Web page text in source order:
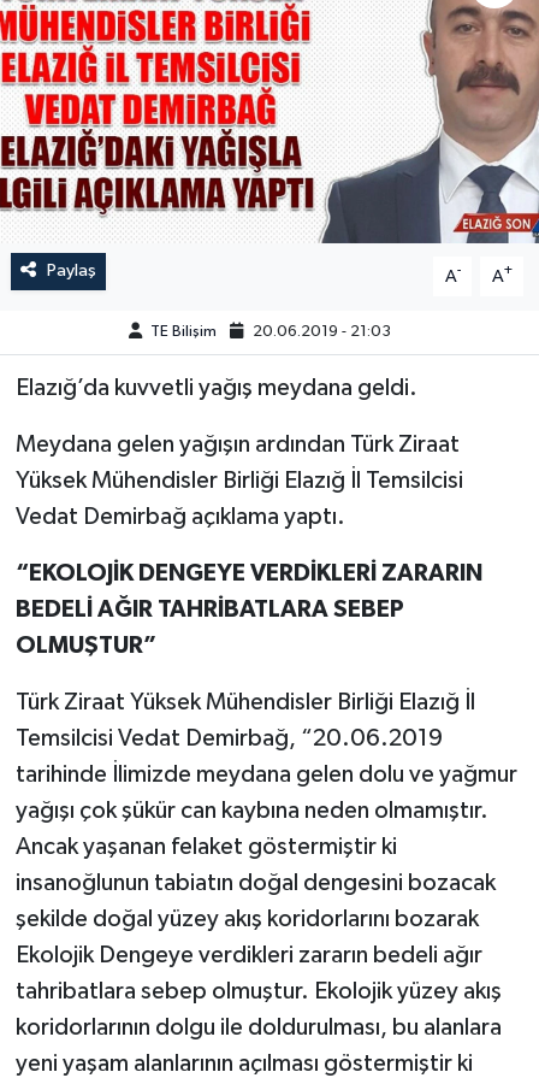
Paylaş A- A+
TE Bilişim 20.06.2019 - 21:03
Elazığ’da kuvvetli yağış meydana geldi.
Meydana gelen yağışın ardından Türk Ziraat
Yüksek Mühendisler Birliği Elazığ İl Temsilcisi
Vedat Demirbağ açıklama yaptı.
“EKOLOJİK DENGEYE VERDİKLERİ ZARARIN
BEDELİ AĞIR TAHRİBATLARA SEBEP
OLMUŞTUR”
Türk Ziraat Yüksek Mühendisler Birliği Elazığ İl
Temsilcisi Vedat Demirbağ, “20.06.2019
tarihinde İlimizde meydana gelen dolu ve yağmur
yağışı çok şükür can kaybına neden olmamıştır.
Ancak yaşanan felaket göstermiştir ki
insanoğlunun tabiatın doğal dengesini bozacak
şekilde doğal yüzey akış koridorlarını bozarak
Ekolojik Dengeye verdikleri zararın bedeli ağır
tahribatlara sebep olmuştur. Ekolojik yüzey akış
koridorlarının dolgu ile doldurulması, bu alanlara
yeni yaşam alanlarının açılması göstermiştir ki
GÜNDEM
HABERDE İNSAN
KÜLTÜR-SANAT
MAGAZİN
ÖZEL HABER
SAĞLIK
SPOR
YAŞAM